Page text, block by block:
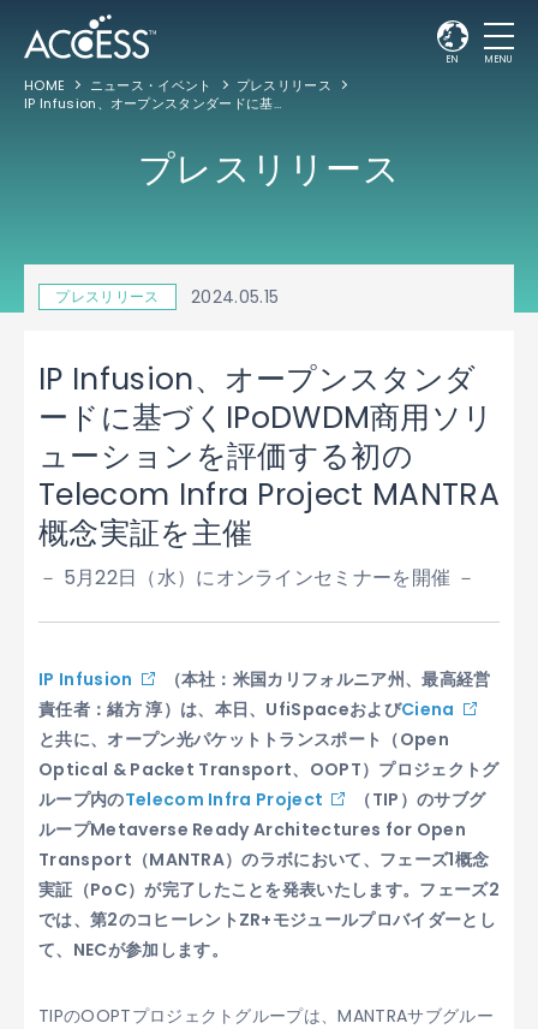
EN MENU
HOME ニュース・イベント
プレスリリース
IP Infusion、オープンスタンダードに基づくIPoDWDM商用ソリューションを評価する初のTelecom Infra Project MANTRA概念実証を主催
プレスリリース
プレスリリース 2024.05.15
IP Infusion、オープンスタンダ
ードに基づくIPoDWDM商用ソリ
ューションを評価する初の
Telecom Infra Project MANTRA
概念実証を主催
－ 5月22日（水）にオンラインセミナーを開催 －
IP Infusion
（本社：米国カリフォルニア州、最高経営
責任者：緒方 淳）は、本日、 UfiSpaceおよびCiena
と共に、オープン光パケットトランスポート（Open
Optical & Packet Transport、OOPT）プロジェクトグ
ループ内のTelecom Infra Project
（TIP）のサブグ
ループMetaverse Ready Architectures for Open
Transport（MANTRA）のラボにおいて、フェーズ1概念
実証（PoC）が完了したことを発表いたします。フェーズ2
では、第2のコヒーレントZR+モジュールプロバイダーとし
て、NECが参加します。
TIPのOOPTプロジェクトグループは、MANTRAサブグルー